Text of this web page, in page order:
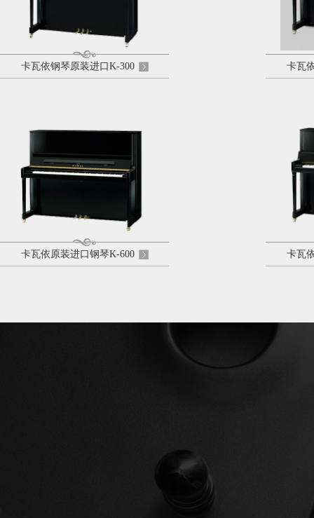
卡瓦依钢琴原装进口K-300 卡瓦
卡瓦依原装进口钢琴K-600 卡瓦